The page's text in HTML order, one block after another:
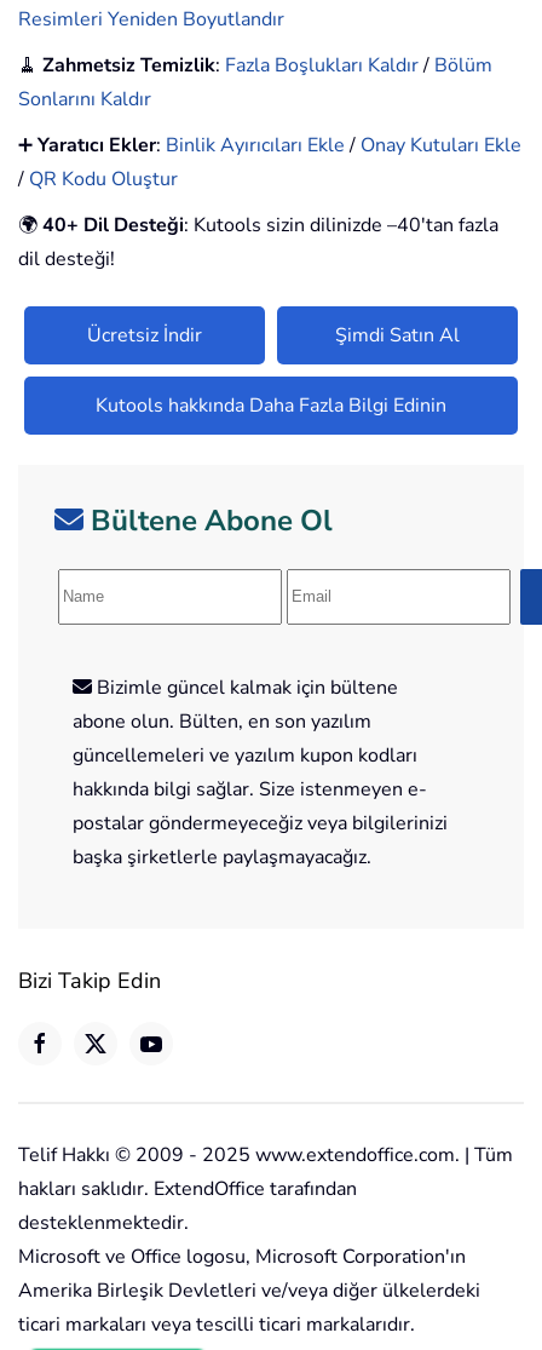
Resimleri Yeniden Boyutlandır
🧹 Zahmetsiz Temizlik: Fazla Boşlukları Kaldır/ Bölüm
Sonlarını Kaldır
➕Yaratıcı Ekler: Binlik Ayırıcıları Ekle/ Onay Kutuları Ekle
/ QR Kodu Oluştur
🌍40+ Dil Desteği: Kutools sizin dilinizde –40'tan fazla
dil desteği!
Ücretsiz İndir Şimdi Satın Al
Kutools hakkında Daha Fazla Bilgi Edinin
Bültene Abone Ol
Bizimle güncel kalmak için bültene
abone olun. Bülten, en son yazılım
güncellemeleri ve yazılım kupon kodları
hakkında bilgi sağlar. Size istenmeyen e-
postalar göndermeyeceğiz veya bilgilerinizi
başka şirketlerle paylaşmayacağız.
Bizi Takip Edin
Telif Hakkı © 2009 - 2025 www.extendoffice.com. | Tüm
hakları saklıdır. ExtendOffice tarafından
desteklenmektedir.
Microsoft ve Office logosu, Microsoft Corporation'ın
Amerika Birleşik Devletleri ve/veya diğer ülkelerdeki
ticari markaları veya tescilli ticari markalarıdır.